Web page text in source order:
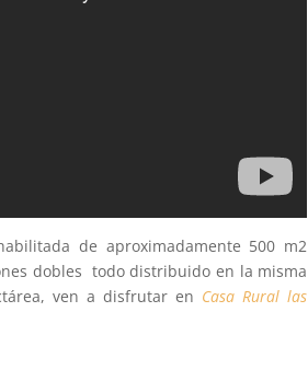
de aproximadamente 500 m2
dobles todo distribuido en la misma
ven a disfrutar en Casa Rural las